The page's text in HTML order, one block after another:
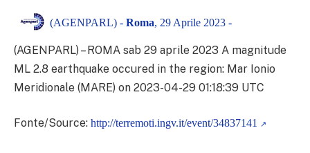
(AGENPARL) - Roma, 29 Aprile 2023 -
(AGENPARL) – ROMA sab 29 aprile 2023 A magnitude
ML 2.8 earthquake occured in the region: Mar Ionio
Meridionale (MARE) on 2023-04-29 01:18:39 UTC
Fonte/Source: http://terremoti.ingv.it/event/34837141